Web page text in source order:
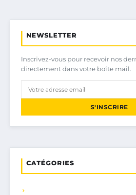
NEWSLETTER
Inscrivez-vous pour recevoir nos
directement dans votre boîte mail.
S'INSCRIRE
CATÉGORIES